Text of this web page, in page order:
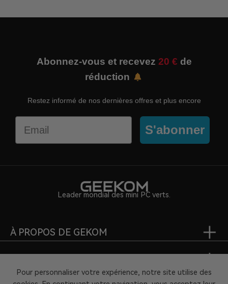
Abonnez-vous et recevez 20 € de
réduction
Restez informé de nos dernières offres et plus encore
S'abonner
Leader mondial des mini PC verts.
À PROPOS DE GEKOM
Pour personnaliser votre expérience, notre site utilise des